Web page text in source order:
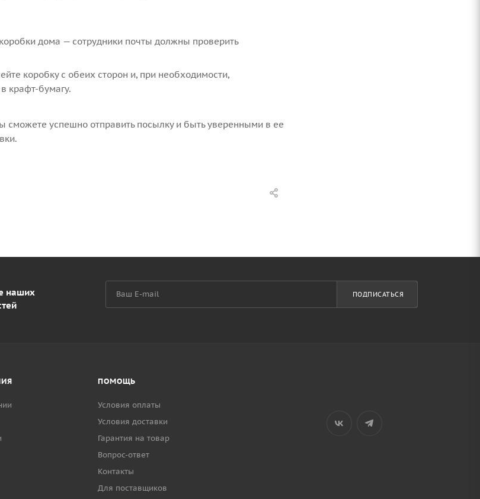
дома — сотрудники почты должны проверить
коробку с обеих сторон и, при необходимости,
крафт-бумагу.
сможете успешно отправить посылку и быть уверенными в ее
наших
ПОДПИСАТЬСЯ
ПОМОЩЬ
Условия оплаты
Условия доставки
Гарантия на товар
Вопрос-ответ
Контакты
Для поставщиков